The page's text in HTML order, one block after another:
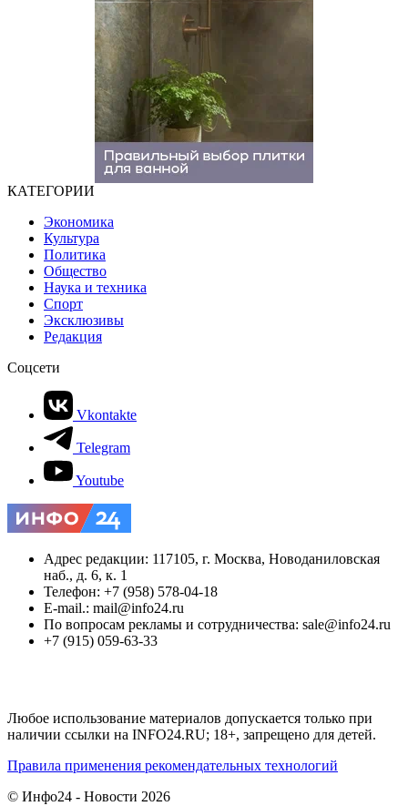
КАТЕГОРИИ
Экономика
Культура
Политика
Общество
Наука и техника
Спорт
Эксклюзивы
Редакция
Соцсети
Vkontakte
Telegram
Youtube
Адрес редакции: 117105, г. Москва, Новоданиловская
наб., д. 6, к. 1
Телефон: +7 (958) 578-04-18
E-mail.: mail@info24.ru
По вопросам рекламы и сотрудничества: sale@info24.ru
+7 (915) 059-63-33
Любое использование материалов допускается только при
наличии ссылки на INFO24.RU; 18+, запрещено для детей.
Правила применения рекомендательных технологий
© Инфо24 - Новости 2026